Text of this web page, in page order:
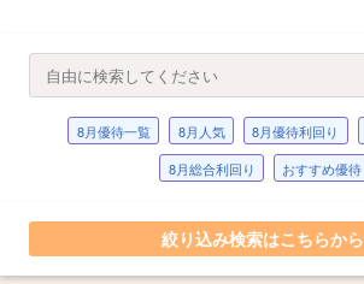
8月優待一覧 8月人気 8月優待利回り
8月総合利回り
おすすめ優待
絞り込み検索はこちらから